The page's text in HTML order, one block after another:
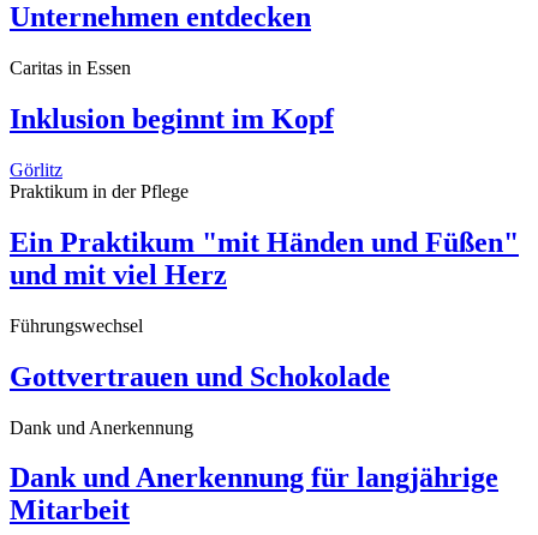
Unternehmen entdecken
Caritas in Essen
Inklusion beginnt im Kopf
Görlitz
Praktikum in der Pflege
Ein Praktikum "mit Händen und Füßen"
und mit viel Herz
Führungswechsel
Gottvertrauen und Schokolade
Dank und Anerkennung
Dank und Anerkennung für langjährige
Mitarbeit